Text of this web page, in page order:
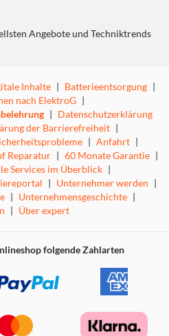
Angebote und Techniktrends
Inhalte | Batterieentsorgung |
nach ElektroG |
| Datenschutzerklärung
der Barrierefreiheit |
| Anfahrt |
Reparatur | 60 Monate Garantie |
Services im Überblick |
| Unternehmer werden |
| Unternehmensgeschichte |
| Über expert
folgende Zahlarten